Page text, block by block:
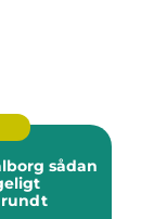
sådan
rundt